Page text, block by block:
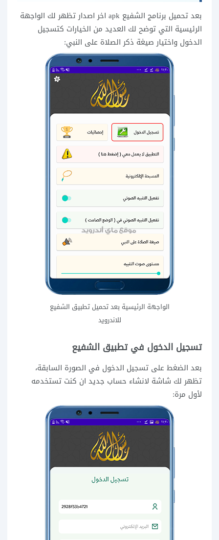
بعد تحميل برنامج الشفيع apk اخر اصدار تظهر لك الواجهة
الرئيسية التي توضح لك العديد من الخيارات كتسجيل
الدخول واختيار صيغة ذكر الصلاة على النبي:
الواجهة الرئيسية بعد تحميل تطبيق الشفيع
للاندرويد
تسجيل الدخول في تطبيق الشفيع
بعد الضغط على تسجيل الدخول في الصورة السابقة،
تظهر لك شاشة لانشاء حساب جديد ان كنت تستخدمه
لأول مرة: